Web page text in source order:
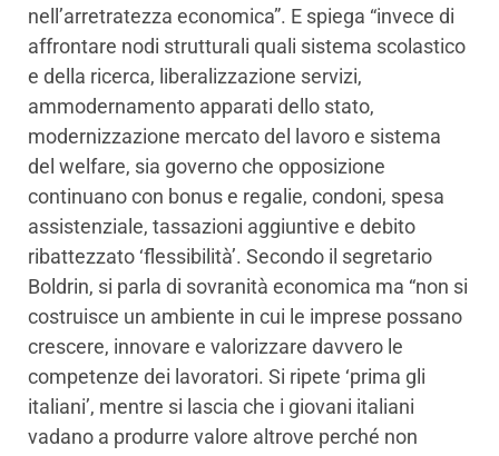
nell’arretratezza economica”. E spiega “invece di
affrontare nodi strutturali quali sistema scolastico
e della ricerca, liberalizzazione servizi,
ammodernamento apparati dello stato,
modernizzazione mercato del lavoro e sistema
del welfare, sia governo che opposizione
continuano con bonus e regalie, condoni, spesa
assistenziale, tassazioni aggiuntive e debito
ribattezzato ‘flessibilità’. Secondo il segretario
Boldrin, si parla di sovranità economica ma “non si
costruisce un ambiente in cui le imprese possano
crescere, innovare e valorizzare davvero le
competenze dei lavoratori. Si ripete ‘prima gli
italiani’, mentre si lascia che i giovani italiani
vadano a produrre valore altrove perché non